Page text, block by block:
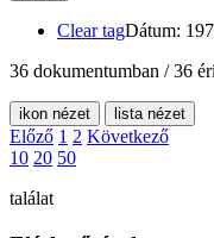
Clear tagDátum:
36 dokumentumban / 36
ikon nézet lista nézet
Előző 1 2 Következő
10 20 50
találat